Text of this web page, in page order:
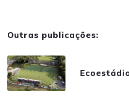
Outras publicações: